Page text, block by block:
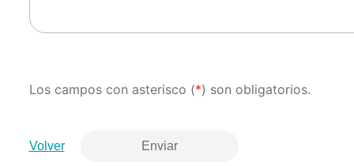
Los campos con asterisco (*) son obligatorios.
Volver Enviar